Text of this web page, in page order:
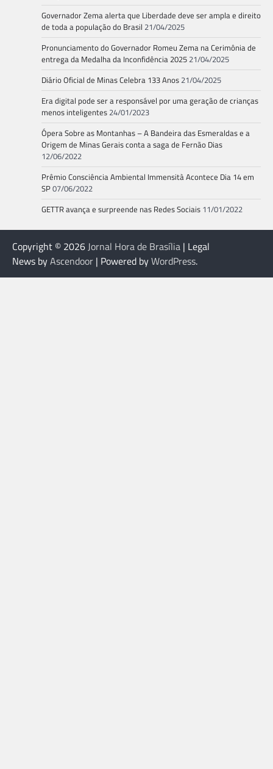
Governador Zema alerta que Liberdade deve ser ampla e direito
de toda a população do Brasil 21/04/2025
Pronunciamento do Governador Romeu Zema na Cerimônia de
entrega da Medalha da Inconfidência 2025 21/04/2025
Diário Oficial de Minas Celebra 133 Anos 21/04/2025
Era digital pode ser a responsável por uma geração de crianças
menos inteligentes 24/01/2023
Ópera Sobre as Montanhas – A Bandeira das Esmeraldas e a
Origem de Minas Gerais conta a saga de Fernão Dias
12/06/2022
Prêmio Consciência Ambiental Immensità Acontece Dia 14 em
SP07/06/2022
GETTR avança e surpreende nas Redes Sociais 11/01/2022
Copyright © 2026 Jornal Hora de Brasília | Legal
News byAscendoor | Powered byWordPress.